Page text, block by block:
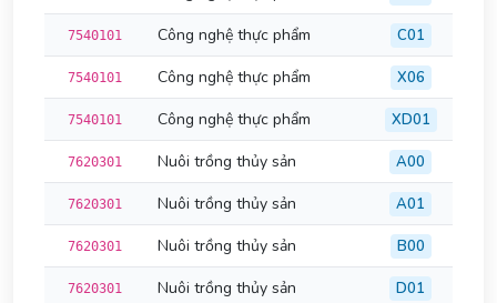
7540101 Công nghệ thực phẩm C01
7540101 Công nghệ thực phẩm X06
7540101 Công nghệ thực phẩm XD01
7620301 Nuôi trồng thủy sản A00
7620301 Nuôi trồng thủy sản A01
7620301 Nuôi trồng thủy sản B00
7620301 Nuôi trồng thủy sản D01